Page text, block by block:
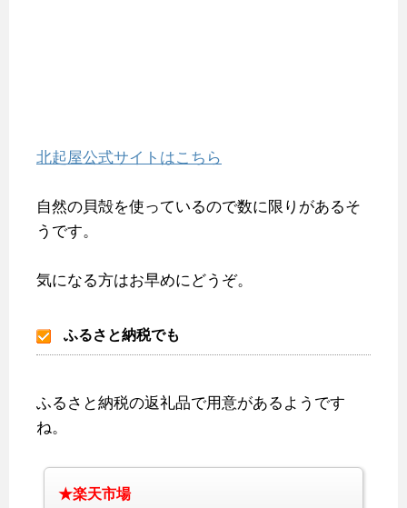
北起屋公式サイトはこちら
自然の貝殻を使っているので数に限りがあるそ
うです。
気になる方はお早めにどうぞ。
ふるさと納税でも
ふるさと納税の返礼品で用意があるようです
ね。
★楽天市場